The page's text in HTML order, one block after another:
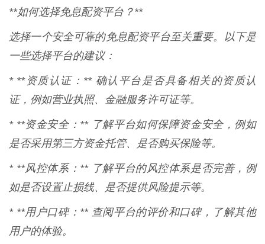
**如何选择免息配资平台？**
选择一个安全可靠的免息配资平台至关重要。以下是
一些选择平台的建议：
* **资质认证：** 确认平台是否具备相关的资质认
证，例如营业执照、金融服务许可证等。
* **资金安全：** 了解平台如何保障资金安全，例如
是否采用第三方资金托管、是否购买保险等。
* **风控体系：** 了解平台的风控体系是否完善，例
如是否设置止损线、是否提供风险提示等。
* **用户口碑：** 查阅平台的评价和口碑，了解其他
用户的体验。